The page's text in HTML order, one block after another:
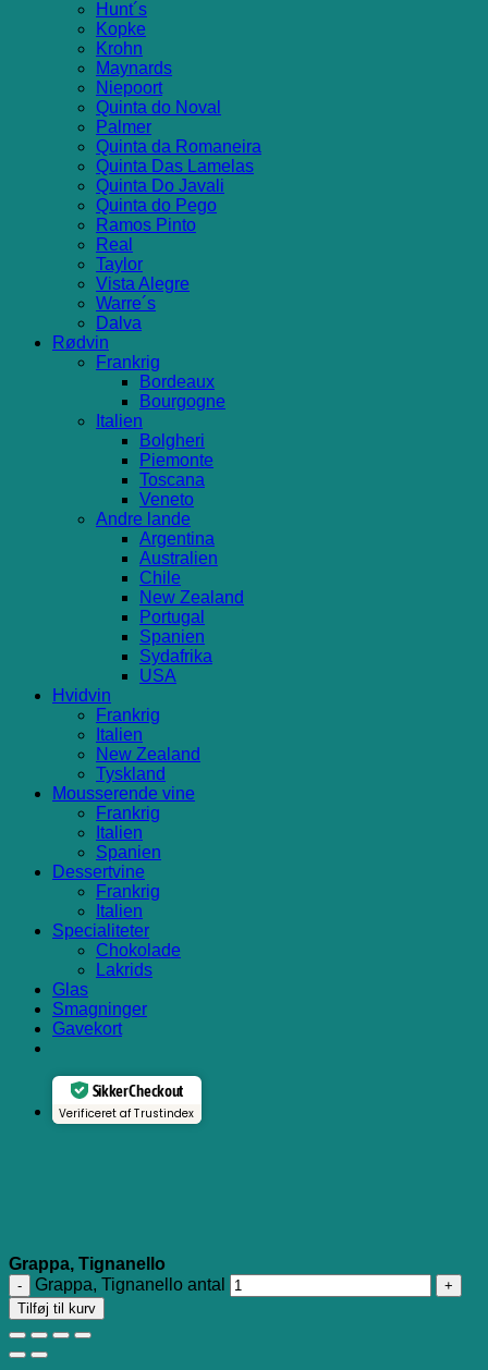
Hunt´s
Kopke
Krohn
Maynards
Niepoort
Quinta do Noval
Palmer
Quinta da Romaneira
Quinta Das Lamelas
Quinta Do Javali
Quinta do Pego
Ramos Pinto
Real
Taylor
Vista Alegre
Warre´s
Dalva
Rødvin
Frankrig
Bordeaux
Bourgogne
Italien
Bolgheri
Piemonte
Toscana
Veneto
Andre lande
Argentina
Australien
Chile
New Zealand
Portugal
Spanien
Sydafrika
USA
Hvidvin
Frankrig
Italien
New Zealand
Tyskland
Mousserende vine
Frankrig
Italien
Spanien
Dessertvine
Frankrig
Italien
Specialiteter
Chokolade
Lakrids
Glas
Smagninger
Gavekort
Sikker Checkout
Verificeret af Trustindex
Grappa, Tignanello
Grappa, Tignanello antal
Tilføj til kurv